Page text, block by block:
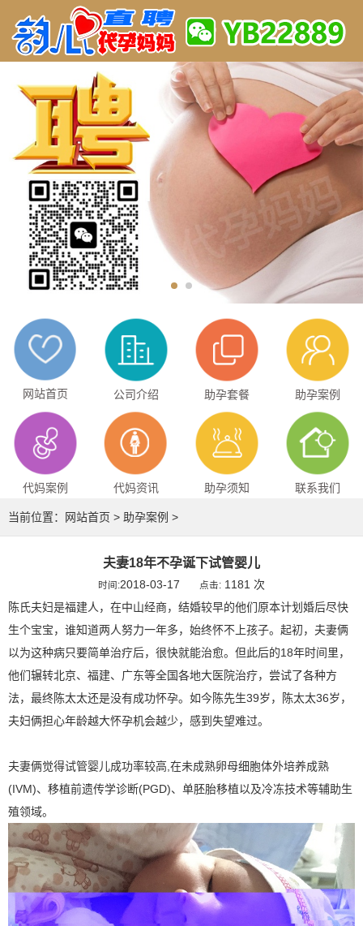
网站首页 公司介绍 助孕套餐 助孕案例
代妈案例 代妈资讯 助孕须知 联系我们
当前位置： 网站首页 > 助孕案例 >
夫妻18年不孕诞下试管婴儿
时间:2018-03-17 点击: 1181 次
陈氏夫妇是福建人，在中山经商，结婚较早的他们原本计划婚后尽快
生个宝宝，谁知道两人努力一年多，始终怀不上孩子。起初，夫妻俩
以为这种病只要简单治疗后，很快就能治愈。但此后的18年时间里，
他们辗转北京、福建、广东等全国各地大医院治疗，尝试了各种方
法，最终陈太太还是没有成功怀孕。如今陈先生39岁，陈太太36岁，
夫妇俩担心年龄越大怀孕机会越少，感到失望难过。
夫妻俩觉得试管婴儿成功率较高,在未成熟卵母细胞体外培养成熟
(IVM)、移植前遗传学诊断(PGD)、单胚胎移植以及冷冻技术等辅助生
殖领域。